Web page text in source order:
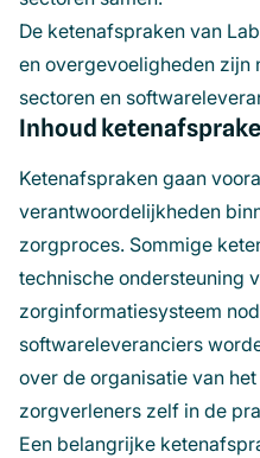
De ketenafspraken van
en overgevoeligheden zijn
sectoren en
Inhoud
Ketenafspraken gaan
verantwoordelijkheden
zorgproces. Sommige
technische ondersteuning
zorginformatiesysteem
softwareleveranciers
over de organisatie van
zorgverleners zelf in de
Een belangrijke